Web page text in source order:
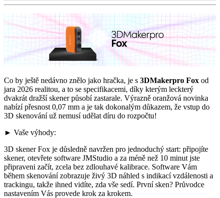
Co by ještě nedávno znělo jako hračka, je s 3DMakerpro Fox od
jara 2026 realitou, a to se specifikacemi, díky kterým leckterý
dvakrát dražší skener působí zastarale. Výrazně oranžová novinka
nabízí přesnost 0,07 mm a je tak dokonalým důkazem, že vstup do
3D skenování už nemusí udělat díru do rozpočtu!
► Vaše výhody:
3D skener Fox je důsledně navržen pro jednoduchý start: připojíte
skener, otevřete software JMStudio a za méně než 10 minut jste
připraveni začít, zcela bez zdlouhavé kalibrace. Software Vám
během skenování zobrazuje živý 3D náhled s indikací vzdálenosti a
trackingu, takže ihned vidíte, zda vše sedí. První sken? Průvodce
nastavením Vás provede krok za krokem.